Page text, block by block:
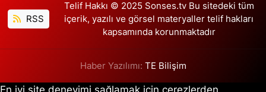
RSS
Telif Hakkı © 2025 Sonses.tv Bu sitedeki tüm
içerik, yazılı ve görsel materyaller telif hakları
kapsamında korunmaktadır
Haber Yazılımı: TE Bilişim
En iyi site deneyimi sağlamak için çerezlerden